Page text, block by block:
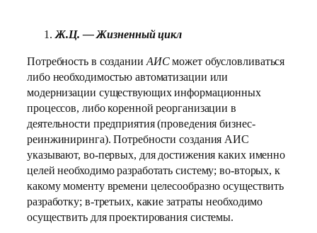
Ж.Ц. — Жизненный цикл
Потребность в созданииАИСможет обусловливаться
либо необходимостью автоматизации или
модернизации существующих информационных
процессов, либо коренной реорганизации в
деятельности предприятия (проведения бизнес-
реинжиниринга). Потребности создания АИС
указывают, во-первых, для достижения каких именно
целей необходимо разработать систему; во-вторых, к
какому моменту времени целесообразно осуществить
разработку; в-третьих, какие затраты необходимо
осуществить для проектирования системы.